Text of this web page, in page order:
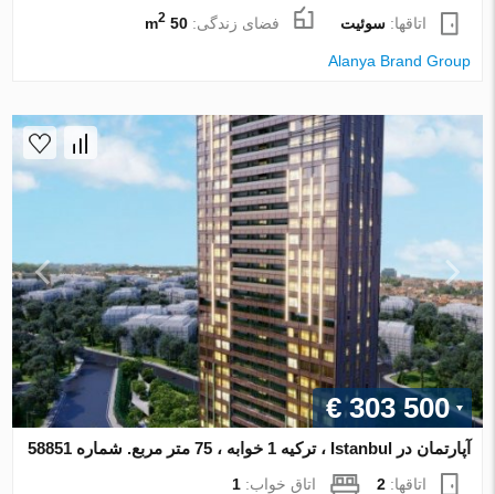
اتاقها:سوئیت فضای زندگی:50 m
2
Alanya Brand Group
€ 303 500
آپارتمان در Istanbul ، ترکیه 1 خوابه ، 75 متر مربع. شماره 58851
اتاقها:2 اتاق خواب:1